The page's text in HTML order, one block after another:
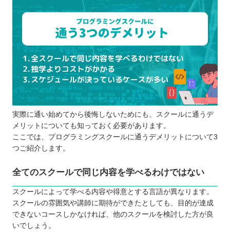
実際に通い始めてから後悔しないためにも、スクールに通うデ
メリットについても知っておく必要があります。
ここでは、プログラミングスクールに通うデメリットについて3
つご紹介します。
全てのスクールで同じ内容を学べるわけではない
スクールによって学べる内容や得意とする言語が異なります。
スクールの雰囲気や講師に期待ができたとしても、目的が達成
できないコースしかなければ、他のスクールを検討した方が良
いでしょう。